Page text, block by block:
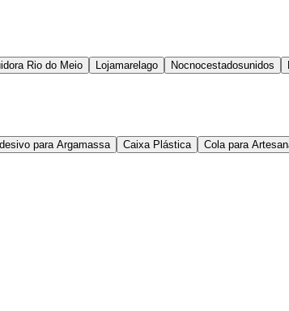
Rio do Meio Lojamarelago Nocnocestadosunidos
para Argamassa Caixa Plástica Cola para